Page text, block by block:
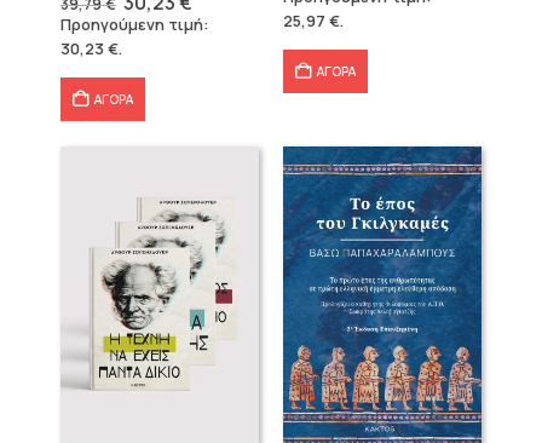
39,79€
price
was:
39,79 €.
τρέχουσα
τιμή
Προηγούμενη τιμή:
30,23€.
ΑΓΟΡΑ
was: τιμή
25,97 €.
ΑΓΟΡΑ